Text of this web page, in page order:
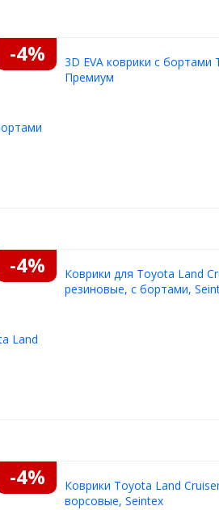
-4%
3D EVA коврики с
Премиум
-4%
Коврики для Toyota Land
резиновые, с бортами,
-4%
Коврики Toyota Land
ворсовые, Seintex